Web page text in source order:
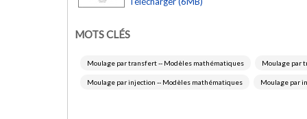
MOTS CLÉS
Moulage par transfert -- Modèles mathématiques Moulage par
Moulage par injection -- Modèles mathématiques Moulage par